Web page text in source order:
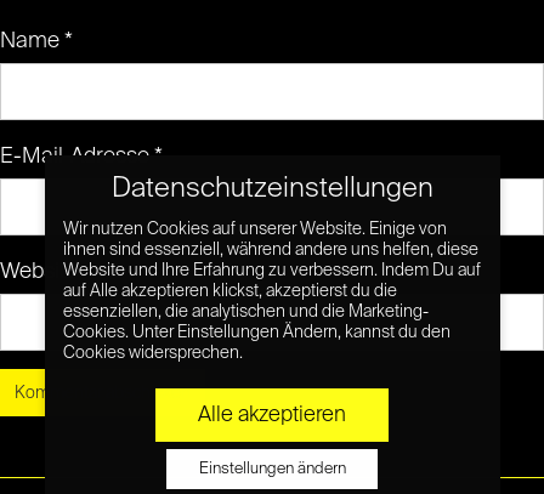
Name *
E-Mail-Adresse *
Website
Datenschutzeinstellungen
Wir nutzen Cookies auf unserer Website. Einige von
ihnen sind essenziell, während andere uns helfen, diese
Website und Ihre Erfahrung zu verbessern. Indem Du auf
auf Alle akzeptieren klickst, akzeptierst du die
essenziellen, die analytischen und die Marketing-
Cookies. Unter Einstellungen Ändern, kannst du den
Cookies widersprechen.
Alle akzeptieren
Einstellungen ändern